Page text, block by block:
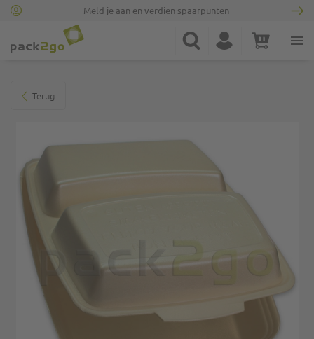
Meld je aan en verdien spaarpunten
Ga naar homepagina
Zoek Account Winkelwagen
Terug